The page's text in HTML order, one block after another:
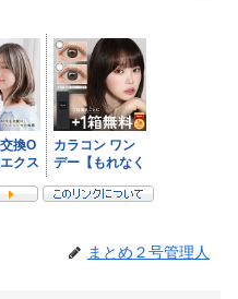
まとめ２号管理人